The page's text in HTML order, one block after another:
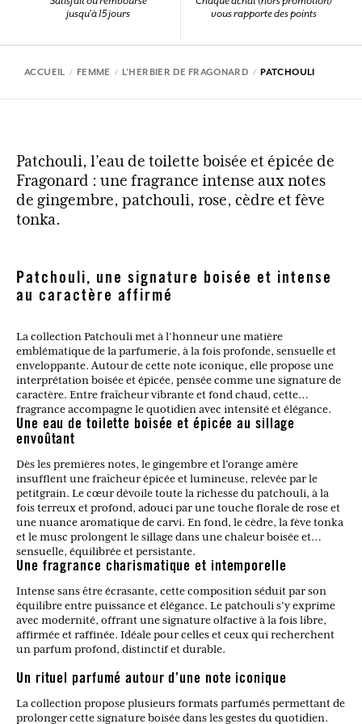
jusqu'à 15 jours
vous rapporte des points
ACCUEIL FEMME L'HERBIER DE FRAGONARD PATCHOULI
Patchouli, l’eau de toilette boisée et épicée de
Fragonard : une fragrance intense aux notes
de gingembre, patchouli, rose, cèdre et fève
tonka.
Patchouli, une signature boisée et intense
au caractère affirmé
La collection Patchouli met à l’honneur une matière
emblématique de la parfumerie, à la fois profonde, sensuelle et
enveloppante. Autour de cette note iconique, elle propose une
interprétation boisée et épicée, pensée comme une signature de
caractère. Entre fraîcheur vibrante et fond chaud, cette
fragrance accompagne le quotidien avec intensité et élégance.
Une eau de toilette boisée et épicée au sillage
envoûtant
Dès les premières notes, le gingembre et l’orange amère
insufflent une fraîcheur épicée et lumineuse, relevée par le
petitgrain. Le cœur dévoile toute la richesse du patchouli, à la
fois terreux et profond, adouci par une touche florale de rose et
une nuance aromatique de carvi. En fond, le cèdre, la fève tonka
et le musc prolongent le sillage dans une chaleur boisée et
sensuelle, équilibrée et persistante.
Une fragrance charismatique et intemporelle
Intense sans être écrasante, cette composition séduit par son
équilibre entre puissance et élégance. Le patchouli s’y exprime
avec modernité, offrant une signature olfactive à la fois libre,
affirmée et raffinée. Idéale pour celles et ceux qui recherchent
un parfum profond, distinctif et durable.
Un rituel parfumé autour d’une note iconique
La collection propose plusieurs formats parfumés permettant de
prolonger cette signature boisée dans les gestes du quotidien.